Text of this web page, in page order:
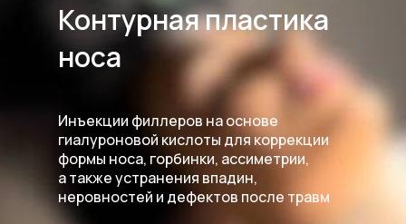
Контурная пластика
носа
Инъекции филлеров на основе
гиалуроновой кислоты для коррекции
формы носа, горбинки, ассиметрии,
а также устранения впадин,
неровностей и дефектов после травм